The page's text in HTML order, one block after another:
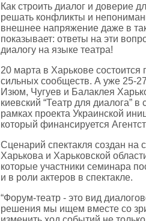
Как строить диалог и доверие
решать конфликты и
внешнее напряжение даже в
показывает: ответы на эти
диалогу на языке театра!
20 марта в Харькове
сильных сообществ. А уже 25-27
Изюм, Чугуев и Балаклея
киевский “Театр для диалога”
рамках проекта Украинской
который финансируется
Сценарий спектакля создан на
Харькова и Харьковской
которые участники семинара
и в роли актеров в спектакле.
“Форум-театр - это вид
решения мы ищем вместе со